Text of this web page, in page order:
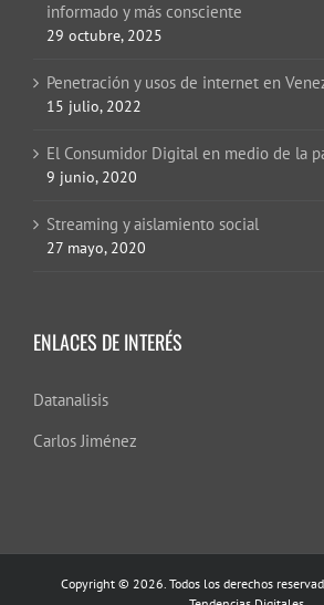
informado y más consciente
29 octubre, 2025
Penetración y usos de internet en
15 julio, 2022
El Consumidor Digital en medio de la
9 junio, 2020
Streaming y aislamiento social
27 mayo, 2020
ENLACES DE INTERÉS
Datanalisis
Carlos Jiménez
Copyright © 2026. Todos los derechos